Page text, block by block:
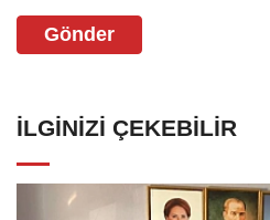
Gönder
İLGINIZI ÇEKEBILIR